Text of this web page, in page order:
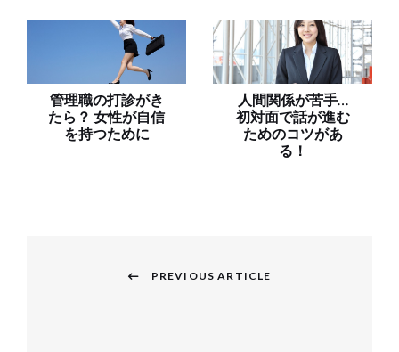
管理職の打診がき
たら？ 女性が自信
を持つために
人間関係が苦手…
初対面で話が進む
ためのコツがあ
る！
PREVIOUS ARTICLE